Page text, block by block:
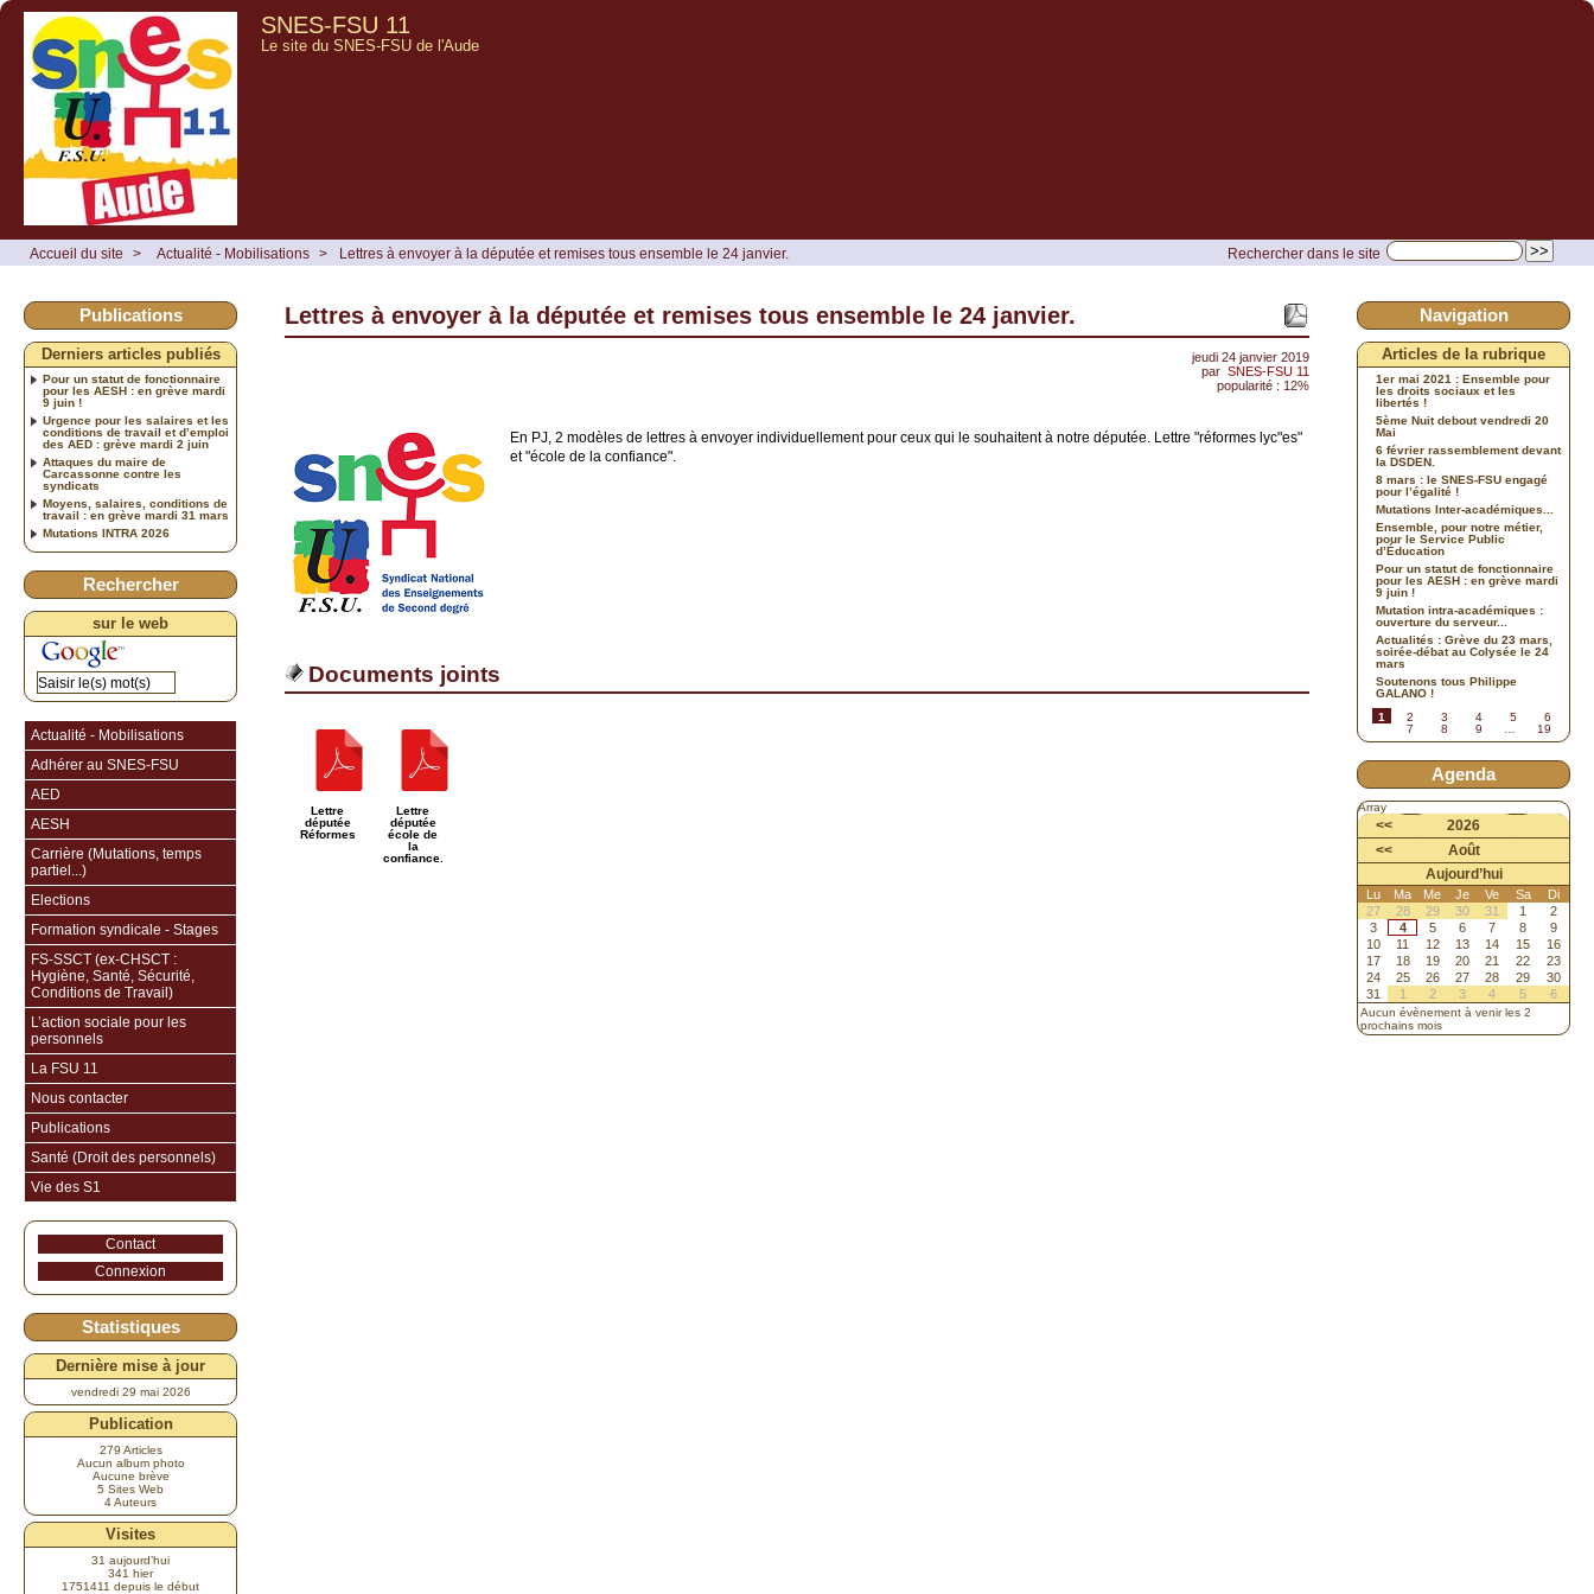
SNES-FSU 11
Le site du SNES-FSU de l'Aude
Rechercher dans le site
Accueil du site > Actualité - Mobilisations > Lettres à envoyer à la députée et remises tous ensemble le 24 janvier.
Lettres à envoyer à la députée et remises tous ensemble le 24 janvier.
jeudi 24 janvier 2019
par SNES-FSU 11
popularité : 12%
En PJ, 2 modèles de lettres à envoyer individuellement pour ceux qui le souhaitent à notre députée. Lettre "réformes lyc"es"
et "école de la confiance".
Documents joints
Lettre
députée
Réformes
Lettre
députée
école de
la
confiance.
Publications
Derniers articles publiés
Pour un statut de fonctionnaire
pour les AESH : en grève mardi
9 juin !
Urgence pour les salaires et les
conditions de travail et d’emploi
des AED : grève mardi 2 juin
Attaques du maire de
Carcassonne contre les
syndicats
Moyens, salaires, conditions de
travail : en grève mardi 31 mars
Mutations INTRA 2026
Rechercher
sur le web
Actualité - Mobilisations
Adhérer au SNES-FSU
AED
AESH
Carrière (Mutations, temps
partiel...)
Elections
Formation syndicale - Stages
FS-SSCT (ex-CHSCT :
Hygiène, Santé, Sécurité,
Conditions de Travail)
L’action sociale pour les
personnels
La FSU 11
Nous contacter
Publications
Santé (Droit des personnels)
Vie des S1
Contact
Connexion
Statistiques
Dernière mise à jour
vendredi 29 mai 2026
Publication
279 Articles
Aucun album photo
Aucune brève
5 Sites Web
4 Auteurs
Visites
31 aujourd’hui
341 hier
1751411 depuis le début
Navigation
Articles de la rubrique
1er mai 2021 : Ensemble pour
les droits sociaux et les
libertés !
5ème Nuit debout vendredi 20
Mai
6 février rassemblement devant
la DSDEN.
8 mars : le SNES-FSU engagé
pour l’égalité !
Mutations Inter-académiques...
Ensemble, pour notre métier,
pour le Service Public
d’Éducation
Pour un statut de fonctionnaire
pour les AESH : en grève mardi
9 juin !
Mutation intra-académiques :
ouverture du serveur...
Actualités : Grève du 23 mars,
soirée-débat au Colysée le 24
mars
Soutenons tous Philippe
GALANO !
1
2 3 4 5
6
7
8 9 19
Agenda
Array
<<
2026
<<
Août
Aujourd’hui
Lu Ma Me Je Ve Sa
Di
27
28 29 30 31 1
2
3
4 5 6 7 8
9
10
11 12 13 14 15
16
17
18 19 20 21 22
23
24
25 26 27 28 29
30
31
1 2 3 4 5 6
Aucun évènement à venir les 2
prochains mois